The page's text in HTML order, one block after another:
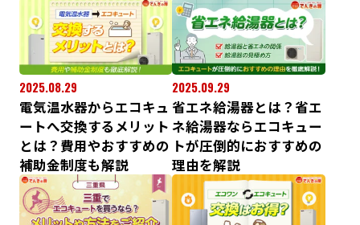
2025.08.29
電気温水器からエコキュ
ートへ交換するメリット
とは？費用やおすすめの
補助金制度も解説
2025.09.29
省エネ給湯器とは？省エ
ネ給湯器ならエコキュー
トが圧倒的におすすめの
理由を解説